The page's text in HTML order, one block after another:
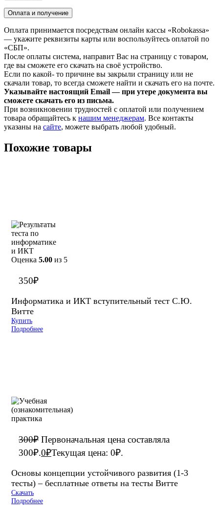
Оплата и получение
Оплата принимается посредствам онлайн кассы «Robokassa»
— укажите реквизиты карты или воспользуйтесь оплатой по
«СБП».
После оплаты система, направит Вас на страницу с товаром,
где вы сможете его скачать на своё устройство.
Если по какой- то причине вы закрыли страницу или не
скачали товар, то всегда сможете найти и скачать его на почте.
Указывайте настоящий Email — при утере документа вы
сможете скачать его из письма.
При возникновении трудностей с оплатой или получением
товара обращайтесь к нашим менеджерам. Все контакты
указаны на сайте, можете выбрать любой удобный.
Похожие товары
Оценка 5.00 из 5
350₽
Информатика и ИКТ вступительный тест С.Ю.
Витте
Купить
Подробнее
300₽ Первоначальная цена составляла
300₽.0₽Текущая цена: 0₽.
Основы концепции устойчивого развития (1-3
тесты) – бесплатные ответы на тесты Витте
Скачать
Подробнее